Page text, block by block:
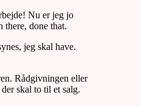
Nu er jeg jo
there, done that.
jeg skal have.
Rådgivningen eller
skal to til et salg.